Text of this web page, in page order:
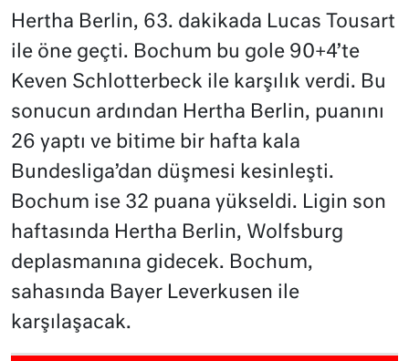
Hertha Berlin, 63. dakikada Lucas Tousart
ile öne geçti. Bochum bu gole 90+4’te
Keven Schlotterbeck ile karşılık verdi. Bu
sonucun ardından Hertha Berlin, puanını
26 yaptı ve bitime bir hafta kala
Bundesliga’dan düşmesi kesinleşti.
Bochum ise 32 puana yükseldi. Ligin son
haftasında Hertha Berlin, Wolfsburg
deplasmanına gidecek. Bochum,
sahasında Bayer Leverkusen ile
karşılaşacak.